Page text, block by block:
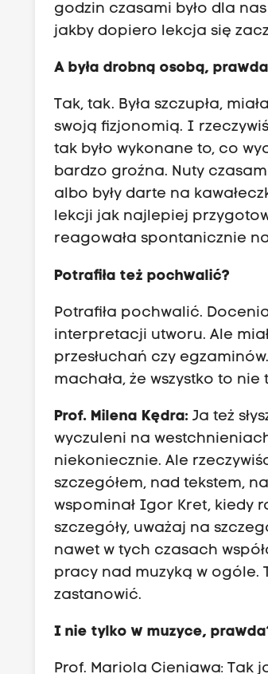
godzin czasami było dla
jakby dopiero lekcja się
A była drobną osobą,
Tak, tak. Była szczupła,
swoją fizjonomią. I
tak było wykonane to, co
bardzo groźna. Nuty
albo były darte na
lekcji jak najlepiej
reagowała spontanicznie
Potrafiła też pochwalić?
Potrafiła pochwalić.
interpretacji utworu. Ale
przesłuchań czy
machała, że wszystko to nie
Prof. Milena Kędra: Ja też
wyczuleni na
niekoniecznie. Ale
szczegółem, nad tekstem,
wspominał Igor Kret, kiedy
szczegóły, uważaj na
nawet w tych czasach
pracy nad muzyką w ogóle.
zastanowić.
I nie tylko w muzyce,
Prof. Mariola Cieniawa: Tak